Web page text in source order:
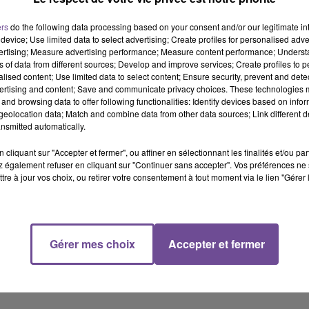
et notamment Inès Veloso, 18 ans, 1ère dauphiane de
ne remercierai jamais assez toutes les personnes qui étaient
tenir mon rôle à cœur.
toutes les discriminations.
do the following data processing based on your consent and/or our legitimate
Use limited data to select advertising; Create profiles for personalised
Measure advertising performance; Measure content performance;
of data from different sources; Develop and improve services; Create profiles to
content; Use limited data to select content; Ensure security, prevent and
and content; Save and communicate privacy choices. These technologies
browsing data to offer following functionalities: Identify devices based on
data; Match and combine data from other data sources; Link different
automatically.
cliquant sur "Accepter et fermer", ou affiner en sélectionnant les finalités et/ou
également refuser en cliquant sur "Continuer sans accepter". Vos préférences
à jour vos choix, ou retirer votre consentement à tout moment via le lien
Gérer mes choix Accepter et fermer